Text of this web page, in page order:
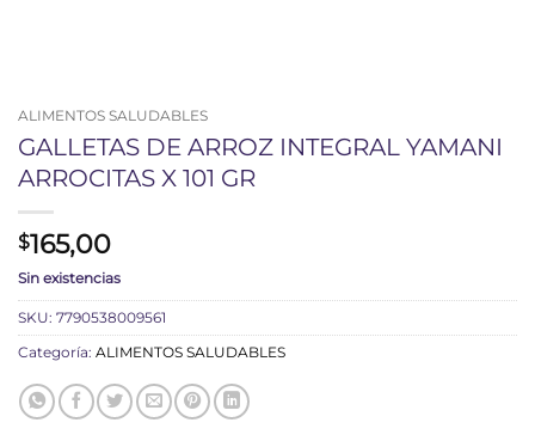
ALIMENTOS SALUDABLES
GALLETAS DE ARROZ INTEGRAL YAMANI
ARROCITAS X 101 GR
$165,00
Sin existencias
SKU: 7790538009561
Categoría: ALIMENTOS SALUDABLES